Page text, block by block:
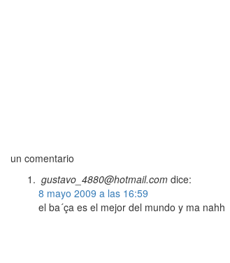
un comentario
gustavo_4880@hotmail.com dice:
8 mayo 2009 a las 16:59
el ba´ça es el mejor del mundo y ma nahh